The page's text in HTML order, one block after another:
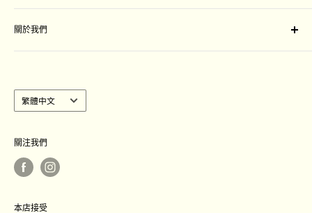
門市地址：
旺角山東街47-51號星際城市一樓109-111 號舖
Unit 109-111, Sim City, 47-51 Shan Tung Street, Mong
營業時間 :
關於我們
付款及運送安排
聯絡我們
言
Language
繁體中文
關注我們
本店接受